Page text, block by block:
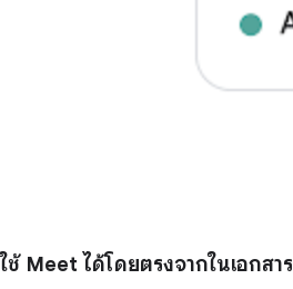
ใช้ Meet ได้โดยตรงจากในเอกสาร